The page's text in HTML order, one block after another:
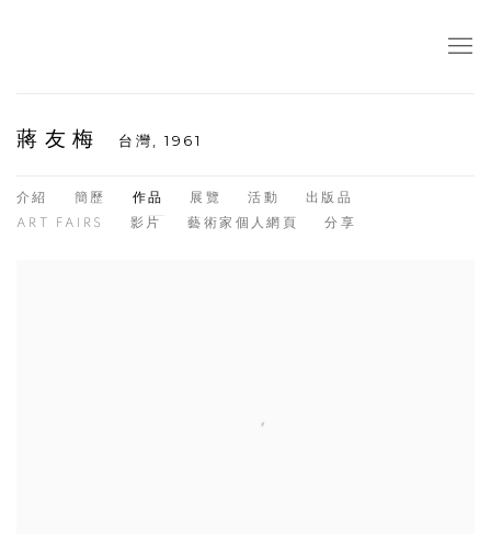
蔣友梅 台灣, 1961
介紹 簡歷 作品 展覽 活動
出版品
ART FAIRS
影片 藝術家個人網頁 分享